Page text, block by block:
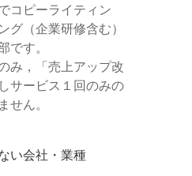
コピーライティン
グ（企業研修含む）
です。
み，「売上アップ改
サービス１回のみの
せん。
い会社・業種